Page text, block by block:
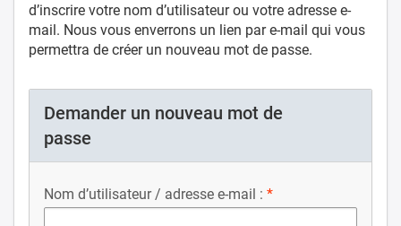
d’inscrire votre nom d’utilisateur ou votre adresse e-
mail. Nous vous enverrons un lien par e-mail qui vous
permettra de créer un nouveau mot de passe.
Demander un nouveau mot de
passe
Nom d’utilisateur / adresse e-mail :